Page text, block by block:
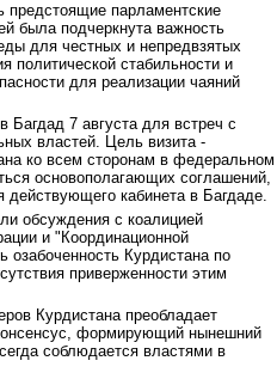
предстоящие парламентские
была подчеркнута важность
для честных и непредвзятых
политической стабильности и
для реализации чаяний
7 августа для встреч с
властей. Цель визита -
ко всем сторонам в федеральном
основополагающих соглашений,
кабинета в Багдаде.
обсуждения с коалицией
и "Координационной
озабоченность Курдистана по
приверженности этим
Курдистана преобладает
формирующий нынешний
соблюдается властями в